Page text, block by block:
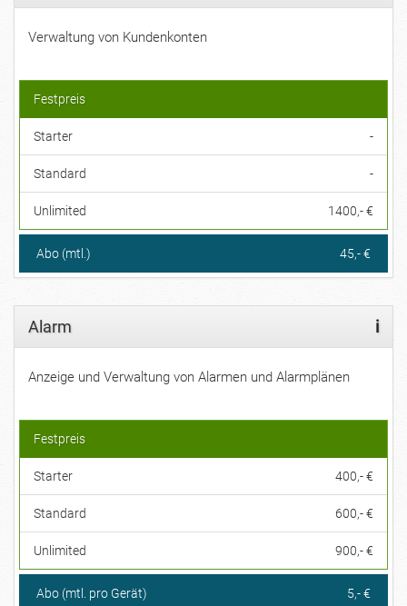
Verwaltung von Kundenkonten
Festpreis
Starter -
Standard -
Unlimited 1400,- €
Abo (mtl.) 45,- €
Alarm i
Anzeige und Verwaltung von Alarmen und Alarmplänen
Festpreis
Starter 400,- €
Standard 600,- €
Unlimited 900,- €
Abo (mtl. pro Gerät) 5,- €